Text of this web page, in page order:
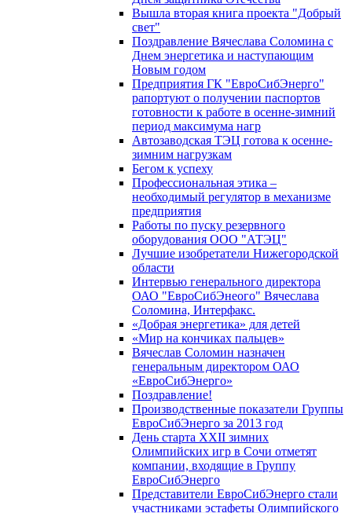
Вышла вторая книга проекта "Добрый
свет"
Поздравление Вячеслава Соломина с
Днем энергетика и наступающим
Новым годом
Предприятия ГК "ЕвроСибЭнерго"
рапортуют о получении паспортов
готовности к работе в осенне-зимний
период максимума нагр
Автозаводская ТЭЦ готова к осенне-
зимним нагрузкам
Бегом к успеху
Профессиональная этика –
необходимый регулятор в механизме
предприятия
Работы по пуску резервного
оборудования ООО "АТЭЦ"
Лучшие изобретатели Нижегородской
области
Интервью генерального директора
ОАО "ЕвроСибЭнеого" Вячеслава
Соломина, Интерфакс.
«Добрая энергетика» для детей
«Мир на кончиках пальцев»
Вячеслав Соломин назначен
генеральным директором ОАО
«ЕвроСибЭнерго»
Поздравление!
Производственные показатели Группы
ЕвроСибЭнерго за 2013 год
День старта XXII зимних
Олимпийских игр в Сочи отметят
компании, входящие в Группу
ЕвроСибЭнерго
Представители ЕвроСибЭнерго стали
участниками эстафеты Олимпийского